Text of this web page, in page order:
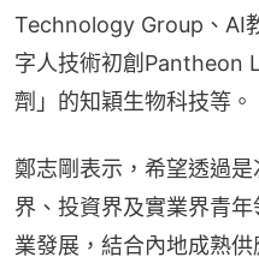
Technology Group、AI
字人技術初創Pantheon
劑」的知穎生物科技等。
鄭志剛表示，希望透過
界、投資界及實業界青
業發展，結合內地成熟